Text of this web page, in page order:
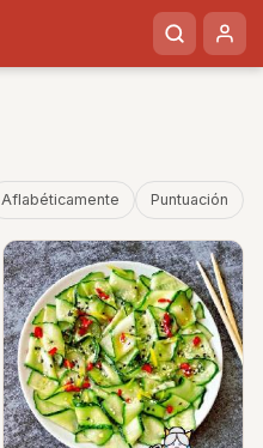
Aflabéticamente Puntuación